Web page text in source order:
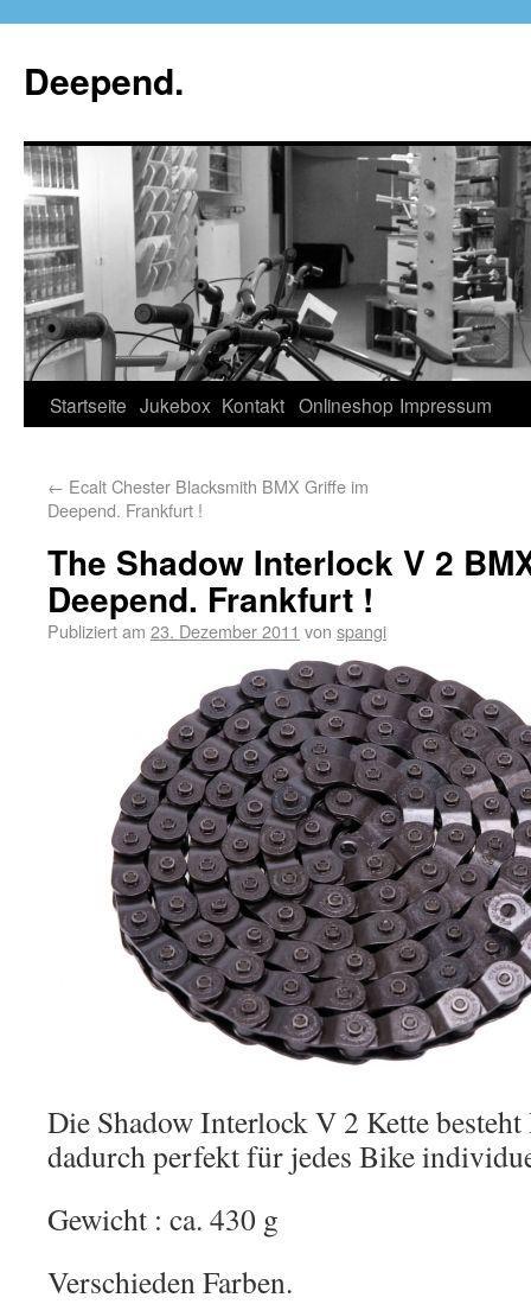
Deepend.
Startseite Jukebox Kontakt Onlineshop Impressum
← Ecalt Chester Blacksmith BMX Griffe im
Deepend. Frankfurt !
The Shadow Interlock V 2
Deepend. Frankfurt !
Publiziert am 23. Dezember 2011 von spangi
Die Shadow Interlock V 2 Kette
dadurch perfekt für jedes Bike
Gewicht : ca. 430 g
Verschieden Farben.